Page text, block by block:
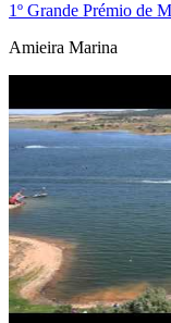
1º Grande Prémio de
Amieira Marina